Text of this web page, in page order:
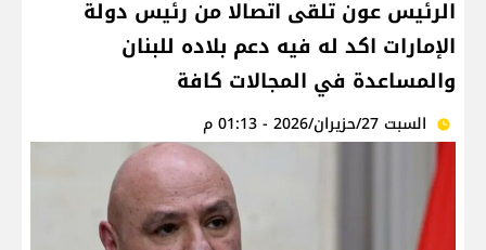
الرئيس عون تلقى اتصالا من رئيس دولة
الإمارات اكد له فيه دعم بلاده للبنان
والمساعدة في المجالات كافة
السبت 27/حزيران/2026 - 01:13 م